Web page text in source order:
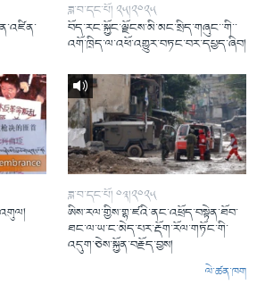
ཟླ་བ་དང་པོ། ༢༥།༢༠༢༥
བོད་རང་སྐྱོང་ལྗོངས་མི་མང་སྲིད་གཞུང་་གི་་
འགོ་ཁྲིད་ལ་འཕོ་འགྱུར་བཏང་བར་དཔྱད་ཞིབ།
ཟླ་བ་དང་པོ། ༠༣།༢༠༢༥
ཨིས་རལ་གྱིས་གྷ་ཛའི་ནང་འཕྲོད་བསྟེན་ཐོབ་
ཐང་ལ་ཡ་ང་མེད་པར་རྡོག་རོལ་གཏོང་གི་
འདུག་ཅེས་སྐྱོན་བརྗོད་བྱས།
ལེ་ཚན་ཁག